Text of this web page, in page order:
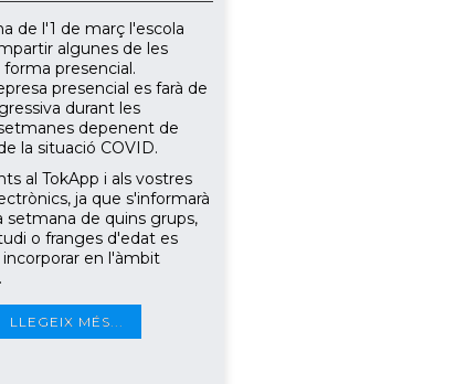
de l'1 de març l'escola
algunes de les
forma presencial.
presencial es farà de
durant les
depenent de
la situació COVID.
al TokApp i als vostres
ja que s'informarà
setmana de quins grups,
o franges d'edat es
en l'àmbit
LLEGEIX MÉS...